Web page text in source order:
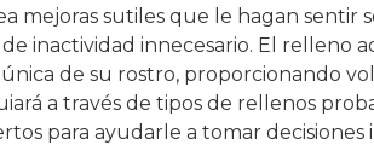
mejoras sutiles que le hagan sentir
inactividad innecesario. El relleno
de su rostro, proporcionando
a través de tipos de rellenos
para ayudarle a tomar